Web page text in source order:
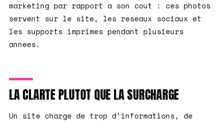
marketing par rapport a son cout : ces photos
servent sur le site, les reseaux sociaux et
les supports imprimes pendant plusieurs
annees.
LA CLARTE PLUTOT QUE LA SURCHARGE
Un site charge de trop d'informations, de